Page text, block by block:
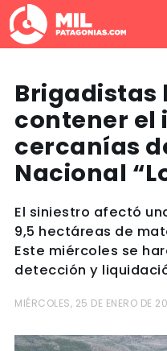
Brigadistas
contener el
cercanías
Nacional
El siniestro afectó
9,5 hectáreas de
Este miércoles se
detección y
MIÉRCOLES, 25 DE ENERO DE